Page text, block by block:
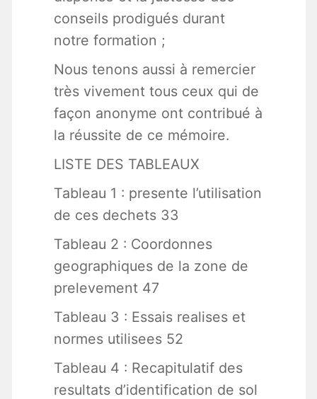
conseils prodigués durant
notre formation ;
Nous tenons aussi à remercier
très vivement tous ceux qui de
façon anonyme ont contribué à
la réussite de ce mémoire.
LISTE DES TABLEAUX
Tableau 1 : presente l’utilisation
de ces dechets 33
Tableau 2 : Coordonnes
geographiques de la zone de
prelevement 47
Tableau 3 : Essais realises et
normes utilisees 52
Tableau 4 : Recapitulatif des
resultats d’identification de sol